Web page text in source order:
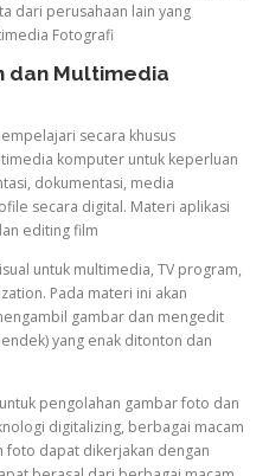
dari perusahaan lain yang
Fotografi
dan Multimedia
secara khusus
komputer untuk keperluan
dokumentasi, media
secara digital. Materi aplikasi
editing film
untuk multimedia, TV program,
Pada materi ini akan
gambar dan mengedit
yang enak ditonton dan
pengolahan gambar foto dan
digitalizing, berbagai macam
foto dapat dikerjakan dengan